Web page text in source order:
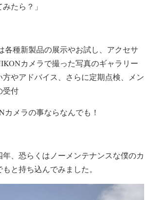
たら？」
各種新製品の展示やお試し、アクセサ
カメラで撮った写真のギャラリー
やアドバイス、さらに定期点検、メン
受付
カメラの事ならなんでも！
、恐らくはノーメンテナンスな僕のカ
と持ち込んでみました。